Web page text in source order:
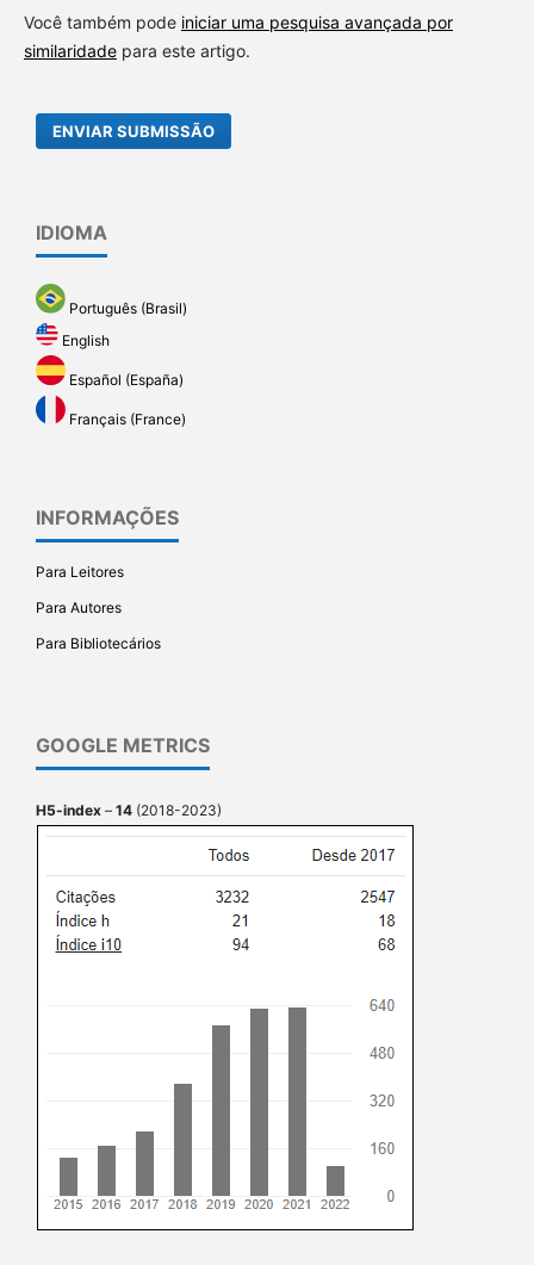
Você também pode iniciar uma pesquisa avançada por
similaridadepara este artigo.
ENVIAR SUBMISSÃO
IDIOMA
Português (Brasil)
English
Español (España)
Français (France)
INFORMAÇÕES
Para Leitores
Para Autores
Para Bibliotecários
GOOGLE METRICS
H5-index – 14 (2018-2023)